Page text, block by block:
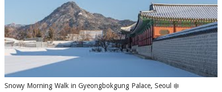
Snowy Morning Walk in Gyeongbokgung Palace, Seoul ❄️